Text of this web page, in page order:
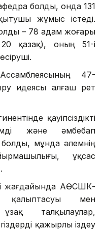
болды, онда 131
жұмыс істеді.
– 78 адам жоғары
қазақ), оның 51-і
47-
идеясы алғаш рет
қауіпсіздікті
және әмбебап
мұнда әлемнің
ұқсас
жағдайында АӨСШК-
қалыптасуы мен
талқылаулар,
қажырлы іздеу